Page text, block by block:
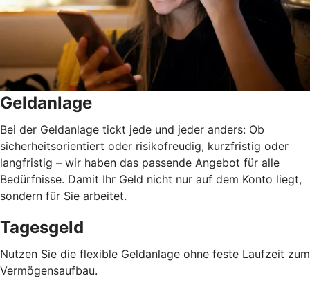
Geldanlage
Bei der Geldanlage tickt jede und jeder anders: Ob
sicherheitsorientiert oder risikofreudig, kurzfristig oder
langfristig – wir haben das passende Angebot für alle
Bedürfnisse. Damit Ihr Geld nicht nur auf dem Konto liegt,
sondern für Sie arbeitet.
Tagesgeld
Nutzen Sie die flexible Geldanlage ohne feste Laufzeit zum
Vermögensaufbau.